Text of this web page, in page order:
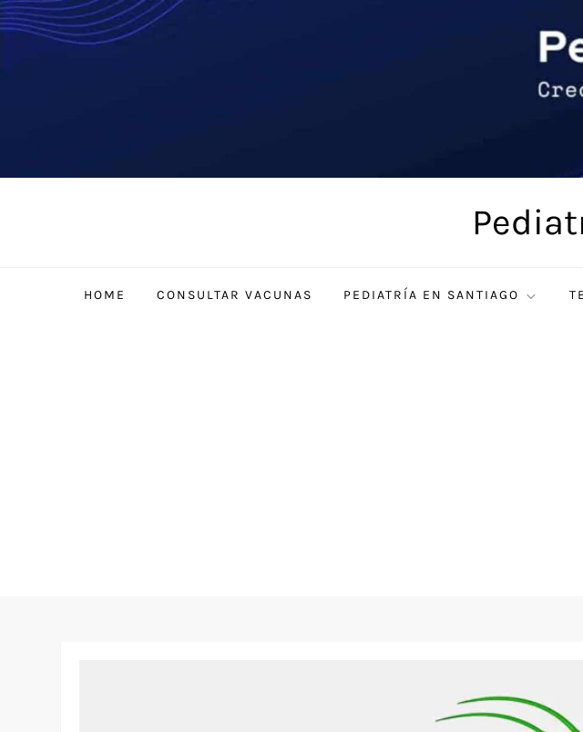
Saltar
al
HOME CONSULTAR VACUNAS PEDIATRÍA EN SANTIAGO